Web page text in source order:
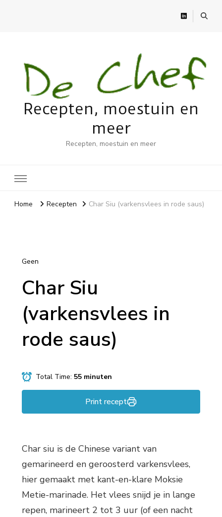
Recepten, moestuin en
meer
Recepten, moestuin en meer
Home Recepten Char Siu (varkensvlees in rode saus)
Geen
Char Siu
(varkensvlees in
rode saus)
Total Time: 55 minuten
Print recept
Char siu is de Chinese variant van
gemarineerd en geroosterd varkensvlees,
hier gemaakt met kant-en-klare Moksie
Metie-marinade. Het vlees snijd je in lange
repen, marineert 2 tot 3 uur (of een nacht